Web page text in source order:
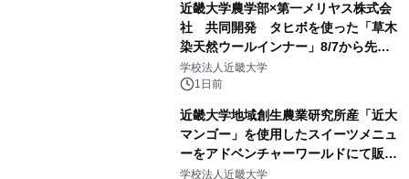
近畿大学農学部×第一メリヤス株式会
社 共同開発 タヒボを使った「草木
染天然ウールインナー」8/7から先行
販売
学校法人近畿大学
1日前
近畿大学地域創生農業研究所産「近大
マンゴー」を使用したスイーツメニュ
ーをアドベンチャーワールドにて販売
します パークでしか味わえない期間
学校法人近畿大学